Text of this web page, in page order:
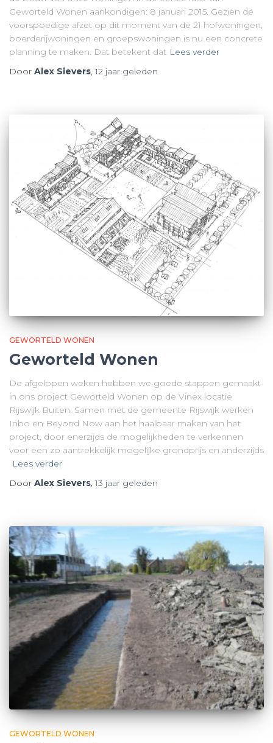
Geworteld Wonen aankondigen: 8 januari 2015. Gezien de
voorspoedige afzet op dit moment van de 21 hofwoningen,
boerderijwoningen en groepswoningen is nu een concrete
planning te maken. Dat betekent dat Lees verder
Door Alex Sievers,12 jaar geleden
GEWORTELD WONEN
Geworteld Wonen
De afgelopen weken hebben we goede stappen gemaakt
in ons project Geworteld Wonen op de Vinex locatie
Rijswijk Buiten. Samen met de gemeente Rijswijk werken
Inbo en Beyond Now aan het haalbaar maken van het
project, door enerzijds de mogelijkheden te verkennen
voor een zo aantrekkelijk mogelijke grondprijs en anderzijds
Lees verder
Door Alex Sievers,13 jaar geleden
GEWORTELD WONEN